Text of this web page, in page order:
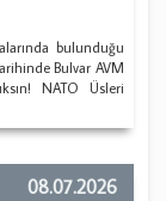
bulunduğu
Bulvar AVM
NATO Üsleri
08.07.2026